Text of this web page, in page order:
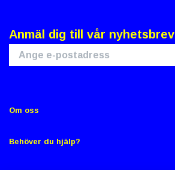
Anmäl dig till vår nyhetsbrev
Om oss
Behöver du hjälp?